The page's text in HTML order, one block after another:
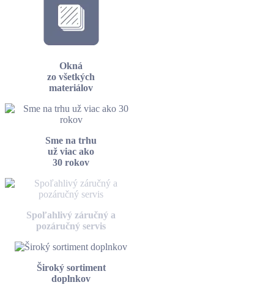
Okná
zo všetkých
materiálov
Sme na trhu
už viac ako
30 rokov
Spoľahlivý záručný a
pozáručný servis
Široký sortiment
doplnkov